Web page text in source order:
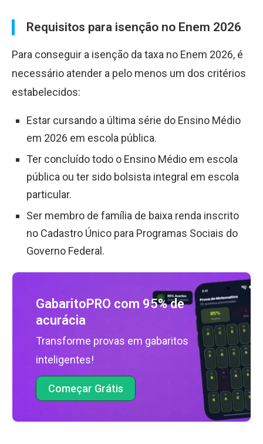
Requisitos para isenção no Enem 2026
Para conseguir a isenção da taxa no Enem 2026, é
necessário atender a pelo menos um dos critérios
estabelecidos:
Estar cursando a última série do Ensino Médio
em 2026 em escola pública.
Ter concluído todo o Ensino Médio em escola
pública ou ter sido bolsista integral em escola
particular.
Ser membro de família de baixa renda inscrito
no Cadastro Único para Programas Sociais do
Governo Federal.
GabaritoPRO com 95% de
acurácia
Transforme provas em gabaritos
inteligentes!
Começar Grátis